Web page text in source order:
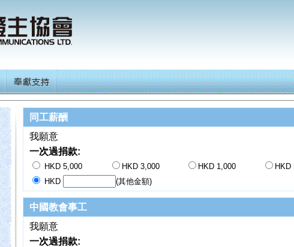
同工薪酬
我願意
一次過捐款:
HKD 5,000 HKD 3,000 HKD 1,000
HKD
HKD
(其他金額)
中國教會事工
我願意
一次過捐款: